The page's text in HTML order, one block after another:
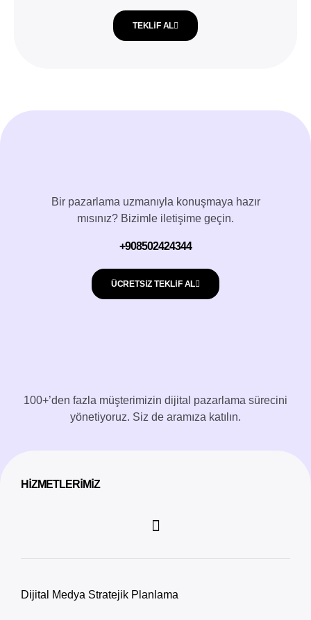
TEKLIF AL
Bir pazarlama uzmanıyla konuşmaya hazır
mısınız? Bizimle iletişime geçin.
+908502424344
ÜCRETSIZ TEKLIF AL
100+’den fazla müşterimizin dijital pazarlama sürecini
yönetiyoruz. Siz de aramıza katılın.
HIZMETLERIMIZ
Dijital Medya Stratejik Planlama